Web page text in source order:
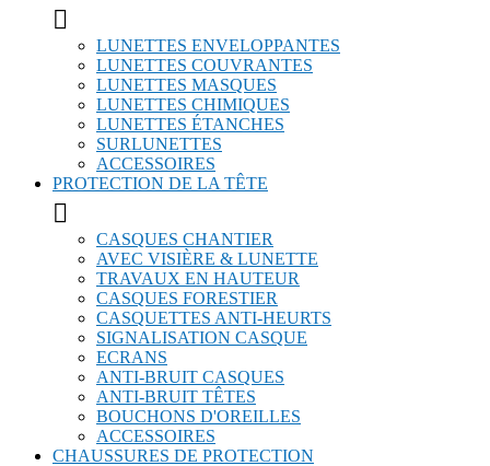

LUNETTES ENVELOPPANTES
LUNETTES COUVRANTES
LUNETTES MASQUES
LUNETTES CHIMIQUES
LUNETTES ÉTANCHES
SURLUNETTES
ACCESSOIRES
PROTECTION DE LA TÊTE

CASQUES CHANTIER
AVEC VISIÈRE & LUNETTE
TRAVAUX EN HAUTEUR
CASQUES FORESTIER
CASQUETTES ANTI-HEURTS
SIGNALISATION CASQUE
ECRANS
ANTI-BRUIT CASQUES
ANTI-BRUIT TÊTES
BOUCHONS D'OREILLES
ACCESSOIRES
CHAUSSURES DE PROTECTION